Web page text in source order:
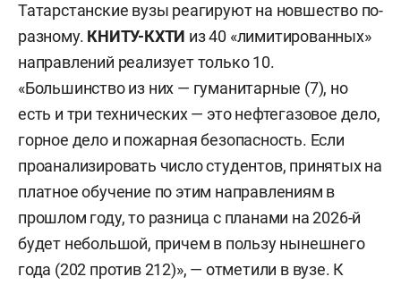
вошли
следующие:
— архитектура,
— дизайн архитектурной среды,
машиностроительных производств,
— нефтегазовое дело,
— психология,
Татарстанские вузы реагируют на новшество по-
разному. КНИТУ-КХТИ из 40 «лимитированных»
направлений реализует только 10.
«Большинство из них — гуманитарные (7), но
есть и три технических — это нефтегазовое дело,
горное дело и пожарная безопасность. Если
проанализировать число студентов, принятых на
платное обучение по этим направлениям в
прошлом году, то разница с планами на 2026-й
будет небольшой, причем в пользу нынешнего
года (202 против 212)», — отметили в вузе. К